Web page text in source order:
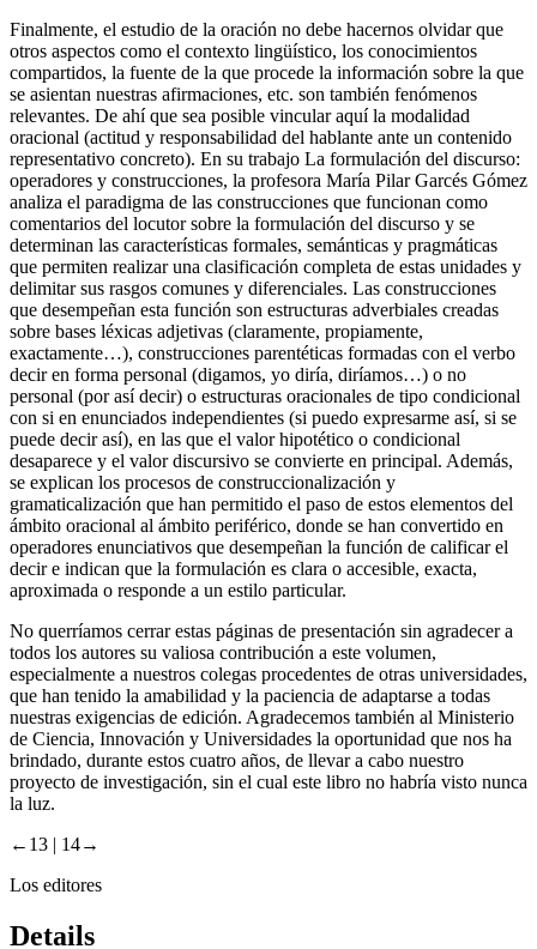
Finalmente, el estudio de la oración no debe hacernos olvidar que
otros aspectos como el contexto lingüístico, los conocimientos
compartidos, la fuente de la que procede la información sobre la que
se asientan nuestras afirmaciones, etc. son también fenómenos
relevantes. De ahí que sea posible vincular aquí la modalidad
oracional (actitud y responsabilidad del hablante ante un contenido
representativo concreto). En su trabajo La formulación del discurso:
operadores y construcciones, la profesora María Pilar Garcés Gómez
analiza el paradigma de las construcciones que funcionan como
comentarios del locutor sobre la formulación del discurso y se
determinan las características formales, semánticas y pragmáticas
que permiten realizar una clasificación completa de estas unidades y
delimitar sus rasgos comunes y diferenciales. Las construcciones
que desempeñan esta función son estructuras adverbiales creadas
sobre bases léxicas adjetivas (claramente, propiamente,
exactamente…), construcciones parentéticas formadas con el verbo
deciren forma personal (digamos, yo diría, diríamos…) o no
personal (por así decir) o estructuras oracionales de tipo condicional
con si en enunciados independientes (si puedo expresarme así, si se
puede decir así), en las que el valor hipotético o condicional
desaparece y el valor discursivo se convierte en principal. Además,
se explican los procesos de construccionalización y
gramaticalización que han permitido el paso de estos elementos del
ámbito oracional al ámbito periférico, donde se han convertido en
operadores enunciativos que desempeñan la función de calificar el
decir e indican que la formulación es clara o accesible, exacta,
aproximada o responde a un estilo particular.
No querríamos cerrar estas páginas de presentación sin agradecer a
todos los autores su valiosa contribución a este volumen,
especialmente a nuestros colegas procedentes de otras universidades,
que han tenido la amabilidad y la paciencia de adaptarse a todas
nuestras exigencias de edición. Agradecemos también al Ministerio
de Ciencia, Innovación y Universidades la oportunidad que nos ha
brindado, durante estos cuatro años, de llevar a cabo nuestro
proyecto de investigación, sin el cual este libro no habría visto nunca
la luz.
←13 | 14→
Los editores
Details